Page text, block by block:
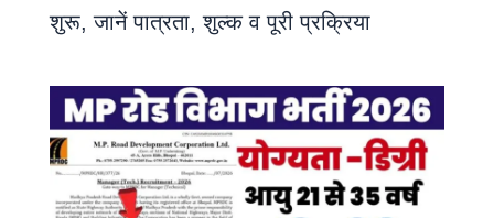
शुरू, जानें पात्रता, शुल्क व पूरी प्रक्रिया